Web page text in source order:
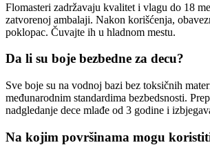
Flomasteri zadržavaju kvalitet i vlagu do 18
zatvorenoj ambalaji. Nakon korišćenja,
poklopac. Čuvajte ih u hladnom mestu.
Da li su boje bezbedne za decu?
Sve boje su na vodnoj bazi bez toksičnih
međunarodnim standardima bezbedsnosti.
nadgledanje dece mlađe od 3 godine i
Na kojim površinama mogu